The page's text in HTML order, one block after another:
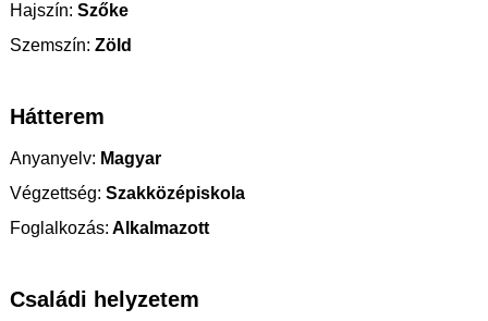
Hajszín: Szőke
Szemszín: Zöld
Hátterem
Anyanyelv: Magyar
Végzettség: Szakközépiskola
Foglalkozás: Alkalmazott
Családi helyzetem